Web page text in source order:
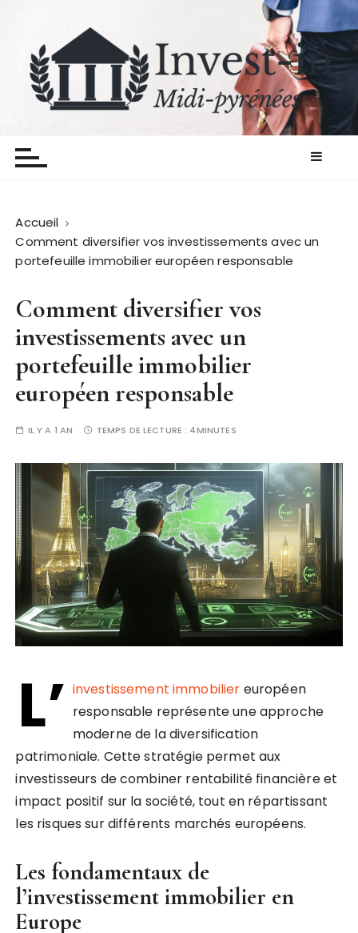
Invest in midipyrenees
Accueil
Comment diversifier vos investissements avec un
portefeuille immobilier européen responsable
Comment diversifier vos
investissements avec un
portefeuille immobilier
européen responsable
IL Y A 1 AN TEMPS DE LECTURE : 4MINUTES
L’ investissement immobilier européen
responsable représente une approche
moderne de la diversification
patrimoniale. Cette stratégie permet aux
investisseurs de combiner rentabilité financière et
impact positif sur la société, tout en répartissant
les risques sur différents marchés européens.
Les fondamentaux de
l’investissement immobilier en
Europe